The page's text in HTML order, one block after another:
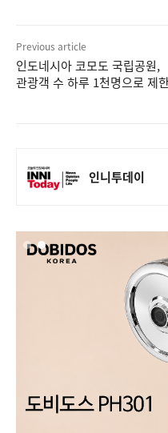
Previous article
인도네시아 코모도 국립공원,
관광객 수 하루 1천명으로 제
인니투데이